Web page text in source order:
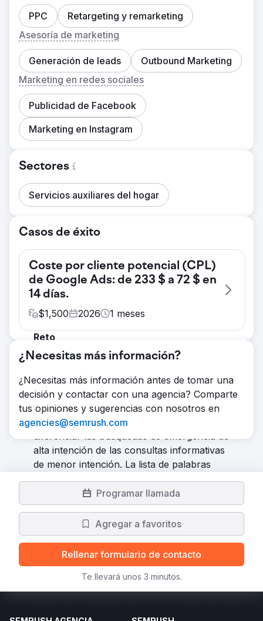
PPC
Retargeting y remarketing
Asesoría de marketing
Generación de leads
Outbound Marketing
Marketing en redes sociales
Publicidad de Facebook
Marketing en Instagram
Sectores
Servicios auxiliares del hogar
Casos de éxito
Coste por cliente potencial (CPL)
de Google Ads: de 233 $ a 72 $ en
14 días.
$1,500 2026 1 meses
Reto
Un contratista de servicios a domicilio
promedio por cliente potencial de $233,
muy por encima de los estándares del
sector e insostenible para el negocio. Las
campañas no estaban estructuradas para
diferenciar las búsquedas de emergencia de
alta intención de las consultas informativas
de menor intención. La lista de palabras
clave negativas era escasa, la segmentación
geográfica era imprecisa y la mayoría de los
clics se dirigían a una página de inicio
genérica en lugar de a páginas de destino
específicas del servicio. El presupuesto se
estaba agotando rápidamente sin que se
concretaran los trabajos contratados.
Reconstruimos la cuenta de Google Ads en
¿Necesitas más información?
¿Necesitas más información antes de tomar una
decisión y contactar con una agencia? Comparte
tus opiniones y sugerencias con nosotros en
agencies@semrush.com
Programar llamada
Agregar a favoritos
Rellenar formulario de contacto
Te llevará unos 3 minutos.